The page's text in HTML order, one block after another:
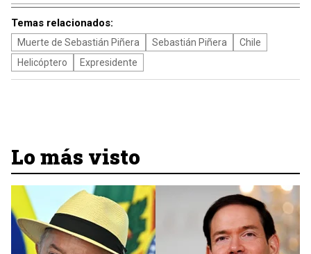
Temas relacionados:
Muerte de Sebastián Piñera Sebastián Piñera
Chile
Helicóptero
Expresidente
Lo más visto